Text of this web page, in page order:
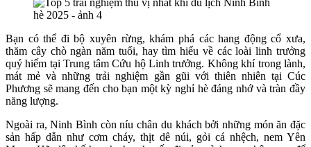
Bạn có thể đi bộ xuyên rừng, khám phá các hang động cổ xưa,
thăm cây chò ngàn năm tuổi, hay tìm hiểu về các loài linh trưởng
quý hiếm tại Trung tâm Cứu hộ Linh trưởng. Không khí trong lành,
mát mẻ và những trải nghiệm gần gũi với thiên nhiên tại Cúc
Phương sẽ mang đến cho bạn một kỳ nghỉ hè đáng nhớ và tràn đầy
năng lượng.
Ngoài ra, Ninh Bình còn níu chân du khách bởi những món ăn đặc
sản hấp dẫn như cơm cháy, thịt dê núi, gỏi cá nhệch, nem Yên